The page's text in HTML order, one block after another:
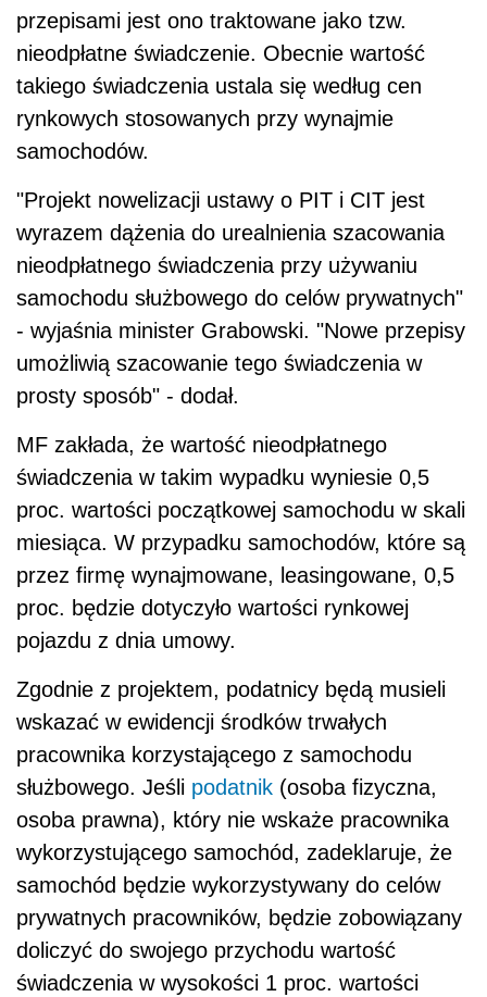
przepisami jest ono traktowane jako tzw.
nieodpłatne świadczenie. Obecnie wartość
takiego świadczenia ustala się według cen
rynkowych stosowanych przy wynajmie
samochodów.
"Projekt nowelizacji ustawy o PIT i CIT jest
wyrazem dążenia do urealnienia szacowania
nieodpłatnego świadczenia przy używaniu
samochodu służbowego do celów prywatnych"
- wyjaśnia minister Grabowski. "Nowe przepisy
umożliwią szacowanie tego świadczenia w
prosty sposób" - dodał.
MF zakłada, że wartość nieodpłatnego
świadczenia w takim wypadku wyniesie 0,5
proc. wartości początkowej samochodu w skali
miesiąca. W przypadku samochodów, które są
przez firmę wynajmowane, leasingowane, 0,5
proc. będzie dotyczyło wartości rynkowej
pojazdu z dnia umowy.
Zgodnie z projektem, podatnicy będą musieli
wskazać w ewidencji środków trwałych
pracownika korzystającego z samochodu
służbowego. Jeśli podatnik (osoba fizyczna,
osoba prawna), który nie wskaże pracownika
wykorzystującego samochód, zadeklaruje, że
samochód będzie wykorzystywany do celów
prywatnych pracowników, będzie zobowiązany
doliczyć do swojego przychodu wartość
świadczenia w wysokości 1 proc. wartości